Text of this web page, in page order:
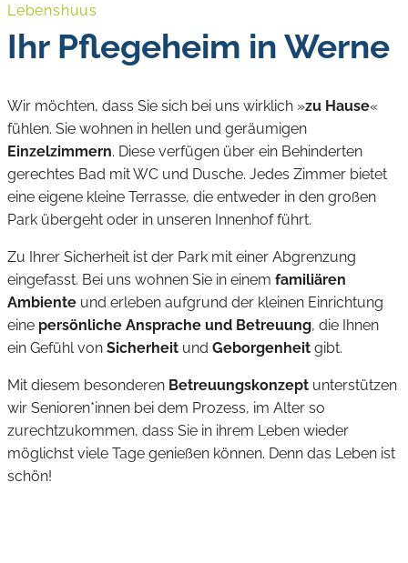
Lebenshuus
Ihr Pflegeheim in Werne
Wir möchten, dass Sie sich bei uns wirklich »zu Hause«
fühlen. Sie wohnen in hellen und geräumigen
Einzelzimmern. Diese verfügen über ein Behinderten
gerechtes Bad mit WC und Dusche. Jedes Zimmer bietet
eine eigene kleine Terrasse, die entweder in den großen
Park übergeht oder in unseren Innenhof führt.
Zu Ihrer Sicherheit ist der Park mit einer Abgrenzung
eingefasst. Bei uns wohnen Sie in einem familiären
Ambiente und erleben aufgrund der kleinen Einrichtung
eine persönliche Ansprache und Betreuung, die Ihnen
ein Gefühl von Sicherheit und Geborgenheit gibt.
Mit diesem besonderen Betreuungskonzept unterstützen
wir Senioren*innen bei dem Prozess, im Alter so
zurechtzukommen, dass Sie in ihrem Leben wieder
möglichst viele Tage genießen können. Denn das Leben ist
schön!